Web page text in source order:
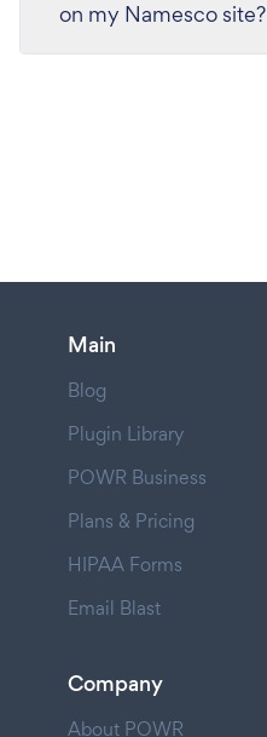
on my Namesco site?
Main
Blog
Plugin Library
POWR Business
Plans & Pricing
HIPAA Forms
Email Blast
Company
About POWR